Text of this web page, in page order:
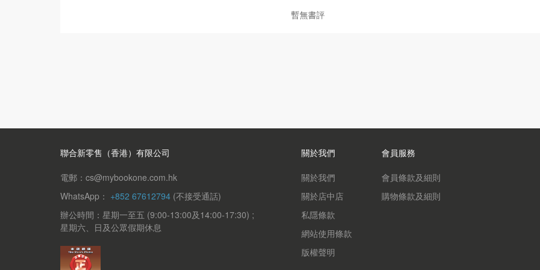
暫無書評
聯合新零售（香港）有限公司
電郵：cs@mybookone.com.hk
WhatsApp： +852 67612794 (不接受通話)
辦公時間：星期一至五 (9:00-13:00及14:00-17:30) ;
星期六、日及公眾假期休息
關於我們
關於我們
關於店中店
私隱條款
網站使用條款
版權聲明
會員服務
會員條款及細則
購物條款及細則